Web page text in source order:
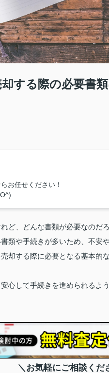
する際の必要書
お任せください！
ど、どんな書類が必要なのだ
類や手続きが多いため、不安
却する際に必要となる基本的
心して手続きを進められるよ
＼お気軽にご相談くだ